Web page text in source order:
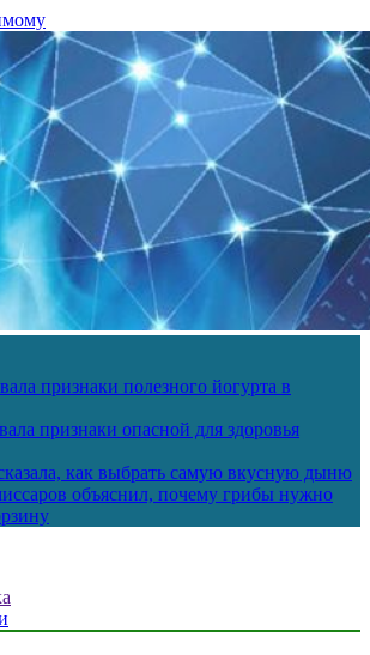
признаки полезного йогурта в
признаки опасной для здоровья
как выбрать самую вкусную дыню
объяснил, почему грибы нужно